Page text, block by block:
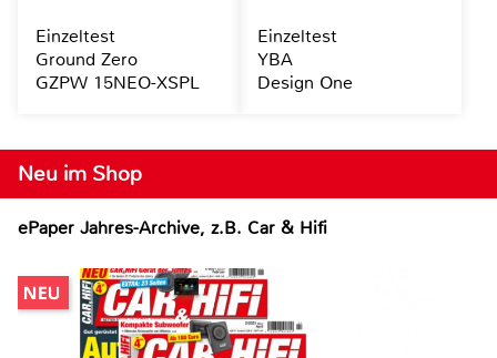
Neu im Shop
ePaper Jahres-Archive, z.B. Car & Hifi
Einzeltest
Ground Zero
GZPW 15NEO-XSPL
Einzeltest
YBA
Design One